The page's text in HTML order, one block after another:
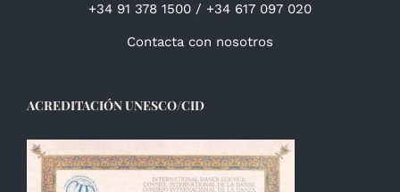
+34 91 378 1500 / +34 617 097 020
Contacta con nosotros
ACREDITACIÓN UNESCO/CID